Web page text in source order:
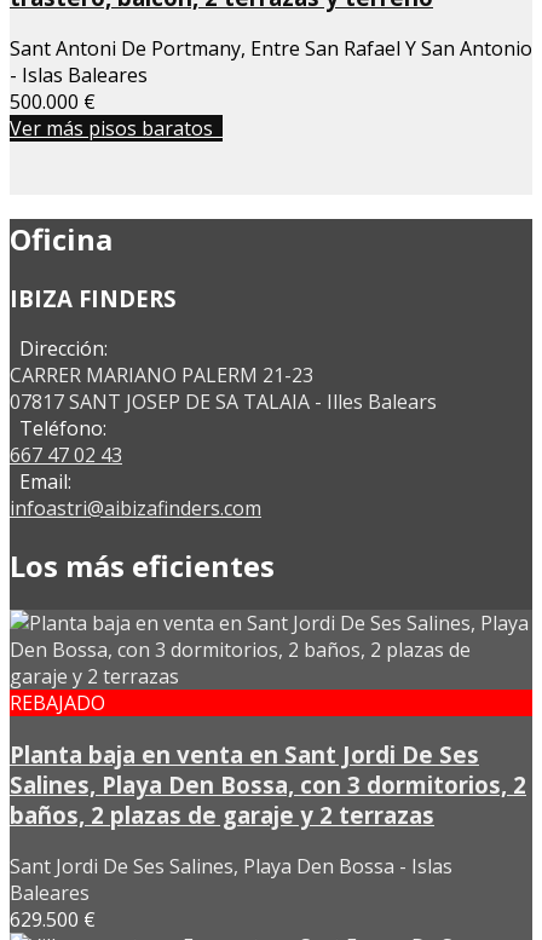
Sant Antoni De Portmany, Entre San Rafael Y San Antonio
- Islas Baleares
500.000 €
Ver más pisos baratos
Oficina
IBIZA FINDERS
Dirección:
CARRER MARIANO PALERM 21-23
07817 SANT JOSEP DE SA TALAIA - Illes Balears
Teléfono:
667 47 02 43
Email:
infoastri@aibizafinders.com
Los más eficientes
REBAJADO
Planta baja en venta en Sant Jordi De Ses
Salines, Playa Den Bossa, con 3 dormitorios, 2
baños, 2 plazas de garaje y 2 terrazas
Sant Jordi De Ses Salines, Playa Den Bossa - Islas
Baleares
629.500 €